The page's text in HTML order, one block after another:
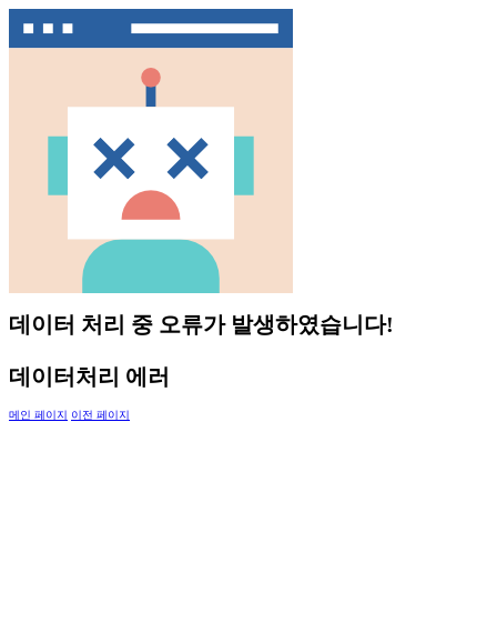
데이터 처리 중 오류가 발생하였습니다!
데이터처리 에러
메인 페이지 이전 페이지